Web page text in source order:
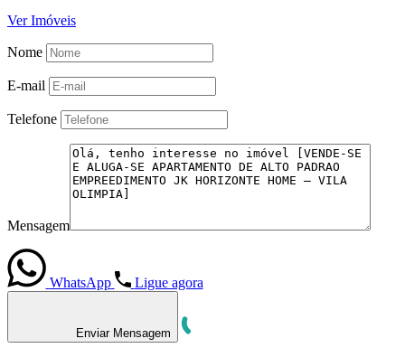
Ver Imóveis
Nome
E-mail
Telefone
Mensagem
WhatsApp Ligue agora
Enviar Mensagem